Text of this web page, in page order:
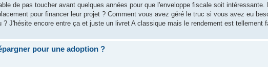
de pas toucher avant quelques années pour que l'enveloppe fiscale soit intéressante.
pour financer leur projet ? Comment vous avez géré le truc si vous avez eu
J'hésite encore entre ça et juste un livret A classique mais le rendement est tellement
pour une adoption ?